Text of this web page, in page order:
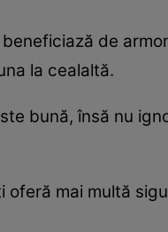
de
la cealaltă.
bună, însă nu
oferă mai multă